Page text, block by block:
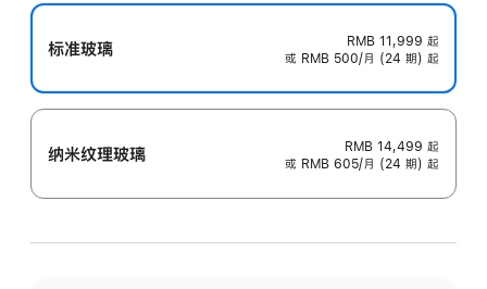
标准玻璃 RMB 11,999 起
或 RMB 500/月 (24 期) 起
纳米纹理玻璃 RMB 14,499 起
或 RMB 605/月 (24 期) 起